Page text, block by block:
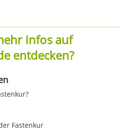
Infos auf
entdecken?
Fastenkur